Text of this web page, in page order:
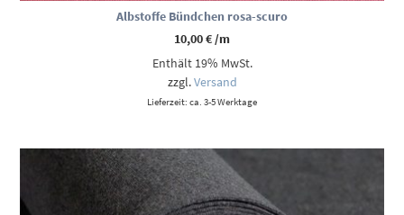
Albstoffe Bündchen rosa-scuro
10,00€/m
Enthält 19% MwSt.
zzgl.Versand
Lieferzeit: ca. 3-5 Werktage